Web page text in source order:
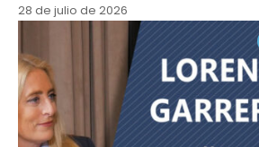
28 de julio de 2026